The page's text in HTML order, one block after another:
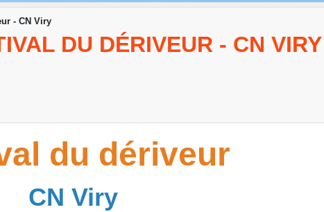
- CN Viry
DU DÉRIVEUR - CN VIRY
du dériveur
CN Viry